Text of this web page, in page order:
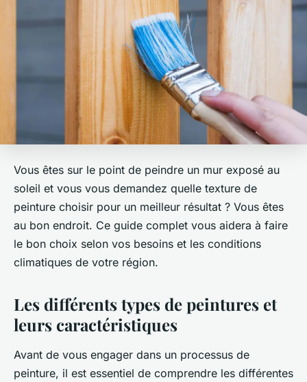
Vous êtes sur le point de peindre un mur exposé au
soleil et vous vous demandez quelle texture de
peinture choisir pour un meilleur résultat ? Vous êtes
au bon endroit. Ce guide complet vous aidera à faire
le bon choix selon vos besoins et les conditions
climatiques de votre région.
Les différents types de peintures et
leurs caractéristiques
Avant de vous engager dans un processus de
peinture, il est essentiel de comprendre les différentes